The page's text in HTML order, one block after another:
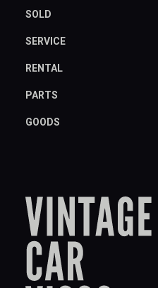
SOLD
SERVICE
RENTAL
PARTS
GOODS